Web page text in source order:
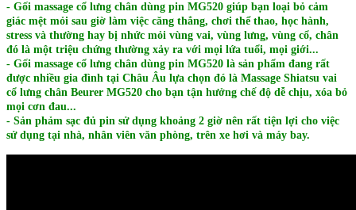
- Gối massage cổ lưng chân dùng pin MG520 giúp bạn loại bỏ cảm
giác mệt mỏi sau giờ làm việc căng thẳng, chơi thể thao, học hành,
stress và thường hay bị nhức mỏi vùng vai, vùng lưng, vùng cổ, chân
đó là một triệu chứng thường xảy ra với mọi lứa tuổi, mọi giới...
- Gối massage cổ lưng chân dùng pin MG520 là sản phẩm đang rất
được nhiều gia đình tại Châu Âu lựa chọn đó là Massage Shiatsu vai
cổ lưng chân Beurer MG520 cho bạn tận hưởng chế độ dễ chịu, xóa bỏ
mọi cơn đau...
- Sản phảm sạc đủ pin sử dụng khoảng 2 giờ nên rất tiện lợi cho việc
sử dụng tại nhà, nhân viên văn phòng, trên xe hơi và máy bay.